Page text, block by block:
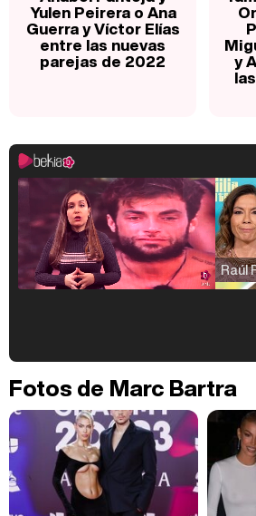
Yulen Peirera o Ana
Guerra y Víctor Elías
entre las nuevas
parejas de 2022 y
Fotos de Marc Bartra